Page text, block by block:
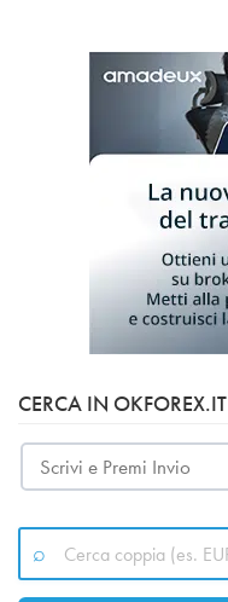
CERCA IN OKFOREX.IT